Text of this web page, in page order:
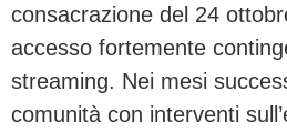
consacrazione del 24
accesso fortemente
streaming. Nei mesi
comunità con interventi